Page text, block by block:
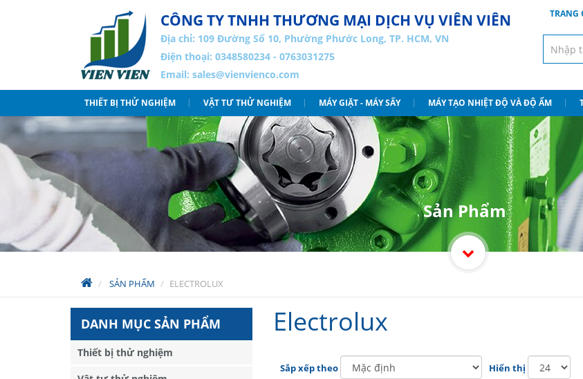
CÔNG TY TNHH THƯƠNG MẠI DỊCH VỤ VIÊN VIÊN
Địa chỉ: 109 Đường Số 10, Phường Phước Long, TP. HCM, VN
Điện thoại: 0348580234 - 0763031275
Email: sales@vienvienco.com
TRANG
THIẾT BỊ THỬ NGHIỆM VẬT TƯ THỬ NGHIỆM MÁY GIẶT - MÁY SẤY MÁY TẠO NHIỆT ĐỘ VÀ ĐỘ ẨM
SẢN PHẨM ELECTROLUX
Sản Phẩm
Electrolux
Sắp xếp theo Hiển thị
DANH MỤC SẢN PHẨM
Thiết bị thử nghiệm